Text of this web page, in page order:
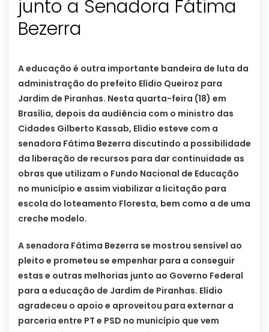
junto a Senadora Fátima
A educação é outra importante bandeira de luta da
administração do prefeito Elídio Queiroz para
Jardim de Piranhas. Nesta quarta-feira (18) em
Brasília, depois da audiência com o ministro das
Cidades Gilberto Kassab, Elídio esteve com a
senadora Fátima Bezerra discutindo a possibilidade
da liberação de recursos para dar continuidade as
obras que utilizam o Fundo Nacional de Educação
no município e assim viabilizar a licitação para
escola do loteamento Floresta, bem como a de uma
creche modelo.
A senadora Fátima Bezerra se mostrou sensível ao
pleito e prometeu se empenhar para a conseguir
estas e outras melhorias junto ao Governo Federal
para a educação de Jardim de Piranhas. Elídio
agradeceu o apoio e aproveitou para externar a
parceria entre PT e PSD no município que vem